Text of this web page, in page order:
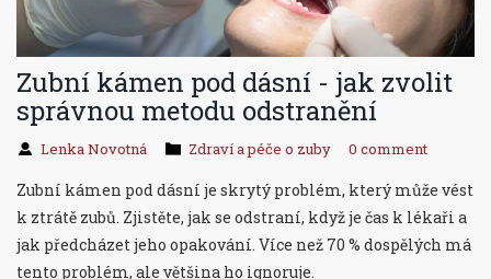
Zubní kámen pod dásní - jak zvolit
správnou metodu odstranění
Lenka Novotná Zdraví a péče o zuby 0 comment
Zubní kámen pod dásní je skrytý problém, který může vést
k ztrátě zubů. Zjistěte, jak se odstraní, když je čas k lékaři a
jak předcházet jeho opakování. Více než 70 % dospělých má
tento problém, ale většina ho ignoruje.